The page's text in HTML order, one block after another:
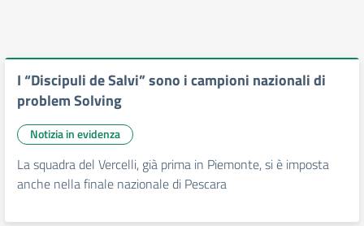
I “Discipuli de Salvi” sono i campioni nazionali di
problem Solving
Notizia in evidenza
La squadra del Vercelli, già prima in Piemonte, si è imposta
anche nella finale nazionale di Pescara